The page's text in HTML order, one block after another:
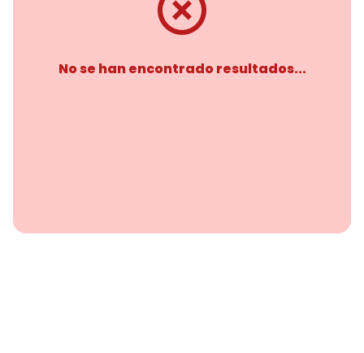
No se han encontrado resultados...